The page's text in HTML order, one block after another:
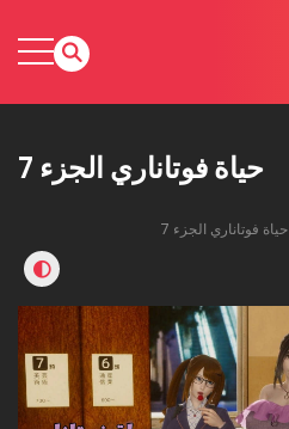
حياة فوتاناري الجزء 7
حياة فوتاناري الجزء 7